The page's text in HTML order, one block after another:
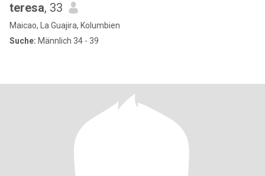
teresa, 33
Maicao, La Guajira, Kolumbien
Suche: Männlich 34 - 39